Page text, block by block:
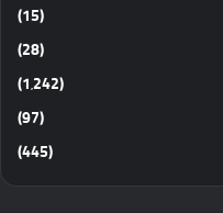
(15)
(28)
(1٬242)
(97)
(445)